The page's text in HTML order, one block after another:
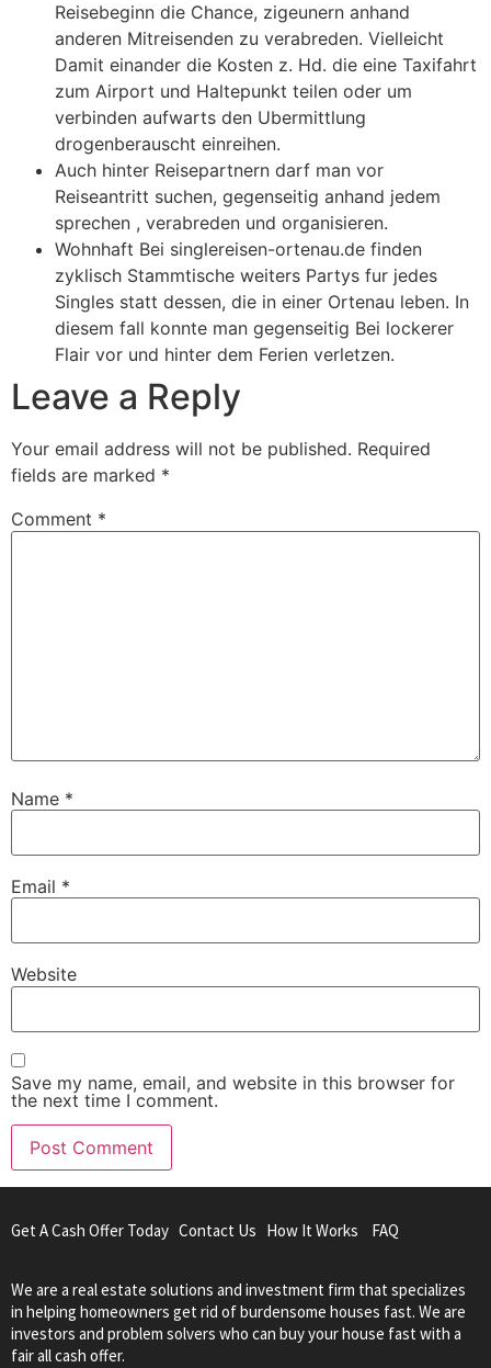
Reisebeginn die Chance, zigeunern anhand
anderen Mitreisenden zu verabreden. Vielleicht
Damit einander die Kosten z. Hd. die eine Taxifahrt
zum Airport und Haltepunkt teilen oder um
verbinden aufwarts den Ubermittlung
drogenberauscht einreihen.
Auch hinter Reisepartnern darf man vor
Reiseantritt suchen, gegenseitig anhand jedem
sprechen , verabreden und organisieren.
Wohnhaft Bei singlereisen-ortenau.de finden
zyklisch Stammtische weiters Partys fur jedes
Singles statt dessen, die in einer Ortenau leben. In
diesem fall konnte man gegenseitig Bei lockerer
Flair vor und hinter dem Ferien verletzen.
Leave a Reply
Your email address will not be published. Required
fields are marked *
Comment *
Name *
Email *
Website
Save my name, email, and website in this browser for
the next time I comment.
Get A Cash Offer Today Contact Us How It Works FAQ
We are a real estate solutions and investment firm that specializes
in helping homeowners get rid of burdensome houses fast. We are
investors and problem solvers who can buy your house fast with a
fair all cash offer.